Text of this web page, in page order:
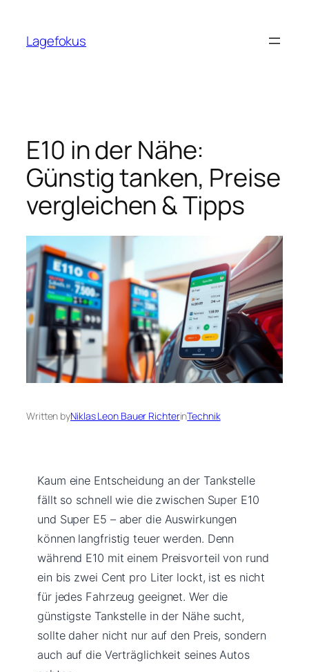
content
Lagefokus
E10 in der Nähe:
Günstig tanken, Preise
vergleichen & Tipps
Written byNiklas Leon Bauer RichterinTechnik
Kaum eine Entscheidung an der Tankstelle
fällt so schnell wie die zwischen Super E10
und Super E5 – aber die Auswirkungen
können langfristig teuer werden. Denn
während E10 mit einem Preisvorteil von rund
ein bis zwei Cent pro Liter lockt, ist es nicht
für jedes Fahrzeug geeignet. Wer die
günstigste Tankstelle in der Nähe sucht,
sollte daher nicht nur auf den Preis, sondern
auch auf die Verträglichkeit seines Autos